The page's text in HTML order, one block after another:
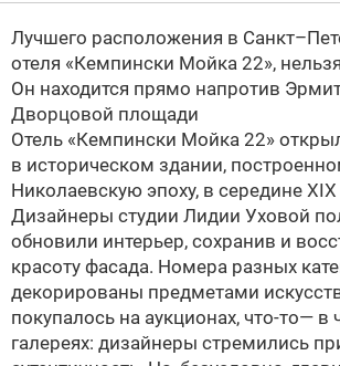
Лучшего расположения в
отеля «Кемпински Мойка 22»,
Он находится прямо напротив
Дворцовой площади
Отель «Кемпински Мойка 22»
в историческом здании,
Николаевскую эпоху, в середине XIX
Дизайнеры студии Лидии Уховой
обновили интерьер, сохранив и
красоту фасада. Номера разных
декорированы предметами
покупалось на аукционах, что-то— в
галереях: дизайнеры стремились